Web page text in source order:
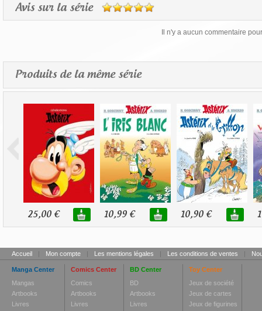
Avis sur la série
Il n'y a aucun commentaire
Produits de la même série
25,00 € 10,99 € 10,90 €
Accueil | Mon compte | Les mentions légales | Les conditions de ventes |
Manga Center
Mangas
Artbooks
Livres
Comics Center
Comics
Artbooks
Livres
BD Center
BD
Artbooks
Livres
Toy Center
Jeux de société
Jeux de cartes
Jeux de figurines